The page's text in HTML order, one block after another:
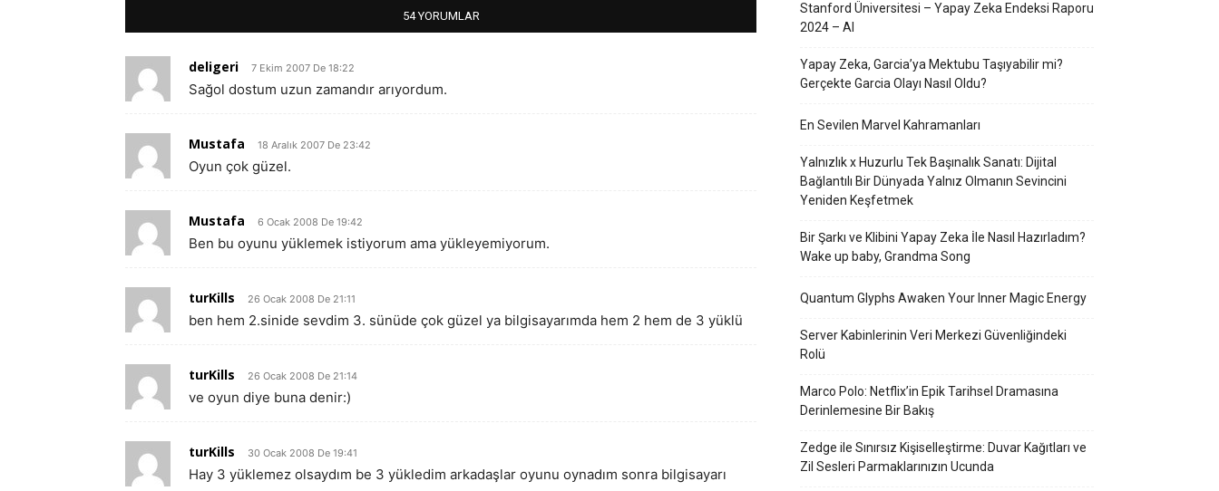
54 YORUMLAR
deligeri 7 Ekim 2007 De 18:22
Sağol dostum uzun zamandır arıyordum.
Mustafa 18 Aralık 2007 De 23:42
Oyun çok güzel.
Mustafa 6 Ocak 2008 De 19:42
Ben bu oyunu yüklemek istiyorum ama yükleyemiyorum.
turKills 26 Ocak 2008 De 21:11
ben hem 2.sinide sevdim 3. sünüde çok güzel ya bilgisayarımda hem 2 hem de 3 yüklü
turKills 26 Ocak 2008 De 21:14
ve oyun diye buna denir:)
turKills 30 Ocak 2008 De 19:41
Hay 3 yüklemez olsaydım be 3 yükledim arkadaşlar oyunu oynadım sonra bilgisayarı
Stanford Üniversitesi – Yapay Zeka Endeksi Raporu
2024 – AI
Yapay Zeka, Garcia’ya Mektubu Taşıyabilir mi?
Gerçekte Garcia Olayı Nasıl Oldu?
En Sevilen Marvel Kahramanları
Yalnızlık x Huzurlu Tek Başınalık Sanatı: Dijital
Bağlantılı Bir Dünyada Yalnız Olmanın Sevincini
Yeniden Keşfetmek
Bir Şarkı ve Klibini Yapay Zeka İle Nasıl Hazırladım?
Wake up baby, Grandma Song
Quantum Glyphs Awaken Your Inner Magic Energy
Server Kabinlerinin Veri Merkezi Güvenliğindeki
Rolü
Marco Polo: Netflix’in Epik Tarihsel Dramasına
Derinlemesine Bir Bakış
Zedge ile Sınırsız Kişiselleştirme: Duvar Kağıtları ve
Zil Sesleri Parmaklarınızın Ucunda